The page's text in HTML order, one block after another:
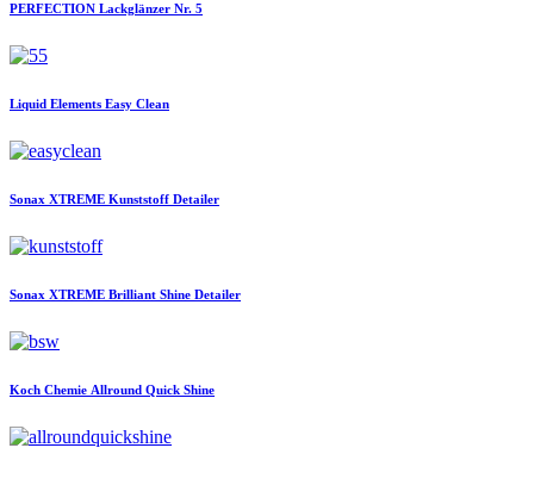
PERFECTION Lackglänzer Nr. 5
Liquid Elements Easy Clean
Sonax XTREME Kunststoff Detailer
Sonax XTREME Brilliant Shine Detailer
Koch Chemie Allround Quick Shine